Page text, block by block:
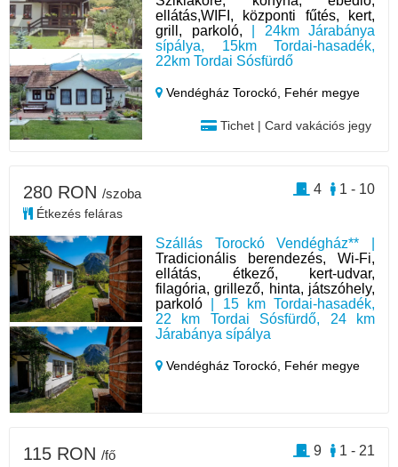
ellátás,WIFI, központi fűtés, kert,
grill, parkoló, | 24km Járabánya
sípálya, 15km Tordai-hasadék,
22km Tordai Sósfürdő
Vendégház Torockó, Fehér megye
Tichet | Card vakációs jegy
Szállás Torockó Vendégház** |
Tradicionális berendezés, Wi-Fi,
ellátás, étkező, kert-udvar,
filagória, grillező, hinta, játszóhely,
parkoló | 15 km Tordai-hasadék,
22 km Tordai Sósfürdő, 24 km
Járabánya sípálya
Vendégház Torockó, Fehér megye
280 RON /szoba
Étkezés feláras
1 - 10
4
115 RON /fő 1 - 21
9